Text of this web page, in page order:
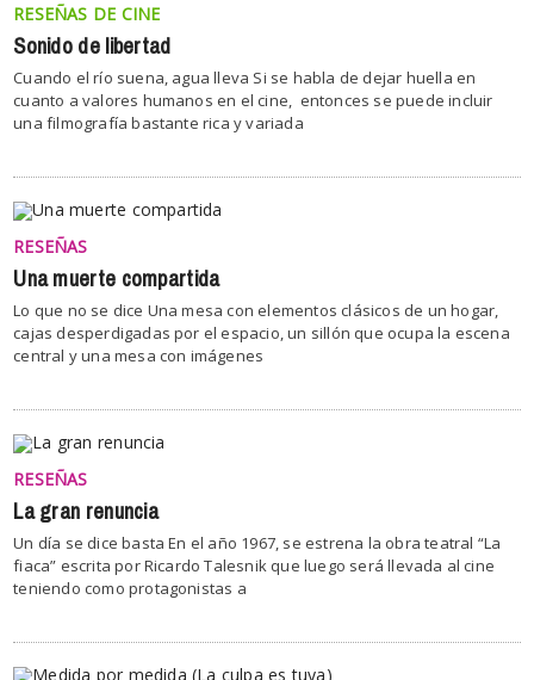
RESEÑAS DE CINE
Sonido de libertad
Cuando el río suena, agua lleva Si se habla de dejar huella en
cuanto a valores humanos en el cine, entonces se puede incluir
una filmografía bastante rica y variada
RESEÑAS
Una muerte compartida
Lo que no se dice Una mesa con elementos clásicos de un hogar,
cajas desperdigadas por el espacio, un sillón que ocupa la escena
central y una mesa con imágenes
RESEÑAS
La gran renuncia
Un día se dice basta En el año 1967, se estrena la obra teatral “La
fiaca” escrita por Ricardo Talesnik que luego será llevada al cine
teniendo como protagonistas a